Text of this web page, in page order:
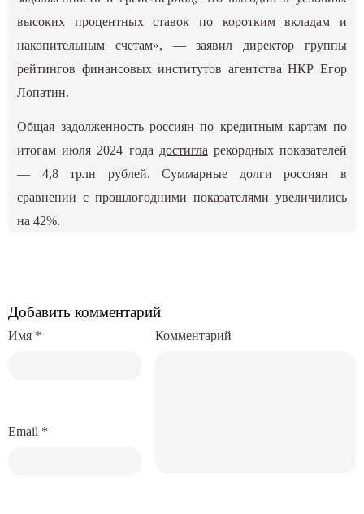
высоких процентных ставок по коротким вкладам и
накопительным счетам», — заявил директор группы
рейтингов финансовых институтов агентства НКР Егор
Лопатин.
Общая задолженность россиян по кредитным картам по
итогам июля 2024 года достигла рекордных показателей
— 4,8 трлн рублей. Суммарные долги россиян в
сравнении с прошлогодними показателями увеличились
на 42%.
Добавить комментарий
Комментарий
Имя *
Email *